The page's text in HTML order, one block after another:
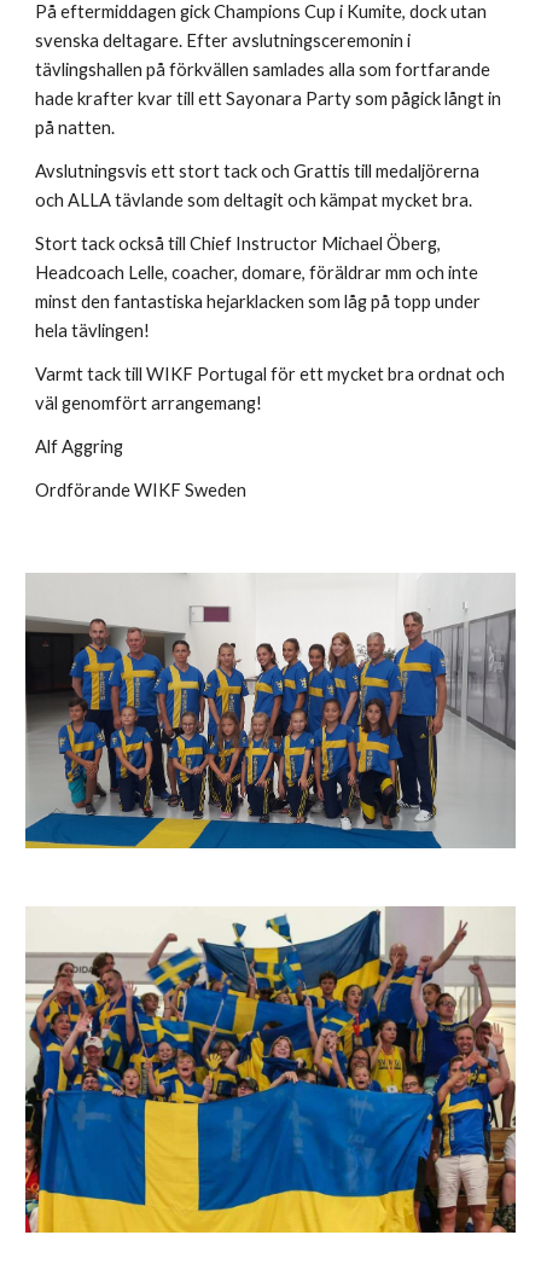
På eftermiddagen gick Champions Cup i Kumite, dock utan
svenska deltagare. Efter avslutningsceremonin i
tävlingshallen på förkvällen samlades alla som fortfarande
hade krafter kvar till ett Sayonara Party som pågick långt in
på natten.
Avslutningsvis ett stort tack och Grattis till medaljörerna
och ALLA tävlande som deltagit och kämpat mycket bra.
Stort tack också till Chief Instructor Michael Öberg,
Headcoach Lelle, coacher, domare, föräldrar mm och inte
minst den fantastiska hejarklacken som låg på topp under
hela tävlingen!
Varmt tack till WIKF Portugal för ett mycket bra ordnat och
väl genomfört arrangemang!
Alf Aggring
Ordförande WIKF Sweden